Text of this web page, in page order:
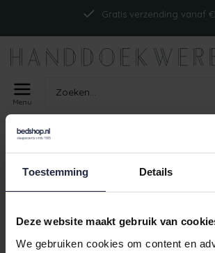
Toestemming Details
Deze website maakt gebruik van
We gebruiken cookies om content en
Gratis verzending vanaf
Menu
Home
PRODUCTEN GETAGD
Geen producten gevonden!